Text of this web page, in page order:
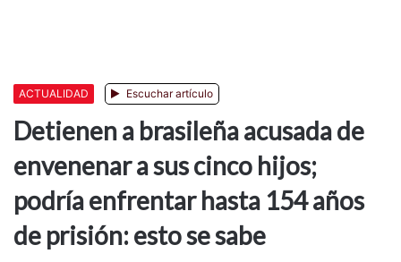
ACTUALIDAD Escuchar artículo
Detienen a brasileña acusada de
envenenar a sus cinco hijos;
podría enfrentar hasta 154 años
de prisión: esto se sabe